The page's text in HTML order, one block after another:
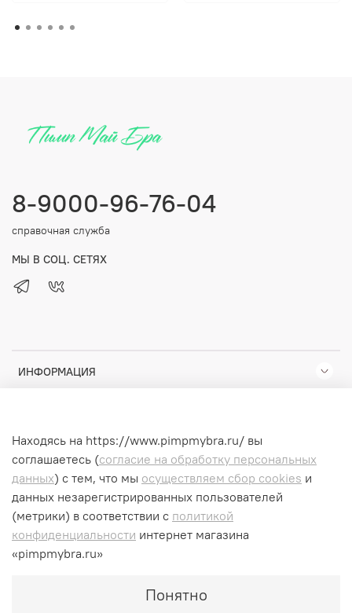
ИНФОРМАЦИЯ
ПОМОЩЬ
8-9000-96-76-04
справочная служба
МЫ В СОЦ. СЕТЯХ
© 2025 Любое использование контента без письменного
разрешения запрещено
Находясь на https://www.pimpmybra.ru/ вы
соглашаетесь (согласие на обработку персональных
данных) с тем, что мы осуществляем сбор cookies и
данных незарегистрированных пользователей
(метрики) в соответствии с политикой
конфиденциальности интернет магазина
«pimpmybra.ru»
Понятно